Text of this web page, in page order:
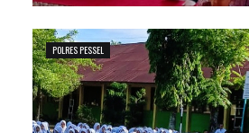
POLRES PESSEL